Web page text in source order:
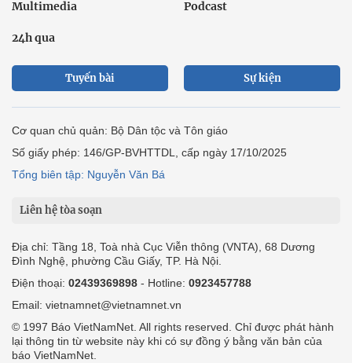
Multimedia Podcast
24h qua
Tuyến bài Sự kiện
Cơ quan chủ quản: Bộ Dân tộc và Tôn giáo
Số giấy phép: 146/GP-BVHTTDL, cấp ngày 17/10/2025
Tổng biên tập: Nguyễn Văn Bá
Liên hệ tòa soạn
Địa chỉ: Tầng 18, Toà nhà Cục Viễn thông (VNTA), 68 Dương
Đình Nghệ, phường Cầu Giấy, TP. Hà Nội.
Điện thoại: 02439369898 - Hotline: 0923457788
Email: vietnamnet@vietnamnet.vn
© 1997 Báo VietNamNet. All rights reserved. Chỉ được phát hành
lại thông tin từ website này khi có sự đồng ý bằng văn bản của
báo VietNamNet.